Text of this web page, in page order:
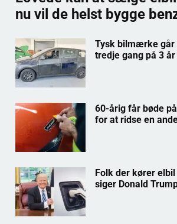
nu vil de helst bygge
Tysk bilmærke
tredje gang på 3 år
60-årig får bøde
for at ridse en
Folk der kører
siger Donald